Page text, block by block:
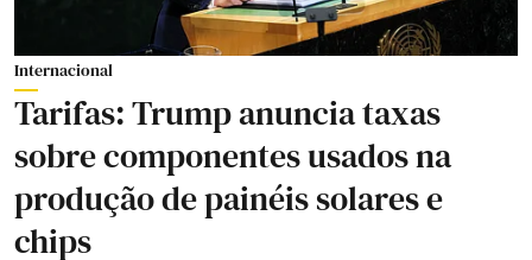
Internacional
Tarifas: Trump anuncia taxas
sobre componentes usados na
produção de painéis solares e
chips